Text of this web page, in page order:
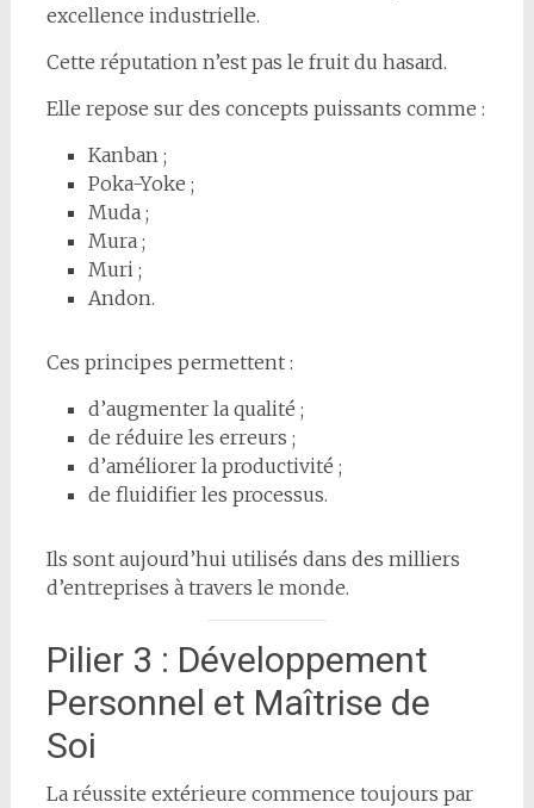
excellence industrielle.
Cette réputation n’est pas le fruit du hasard.
Elle repose sur des concepts puissants comme :
Kanban ;
Poka-Yoke ;
Muda ;
Mura ;
Muri ;
Andon.
Ces principes permettent :
d’augmenter la qualité ;
de réduire les erreurs ;
d’améliorer la productivité ;
de fluidifier les processus.
Ils sont aujourd’hui utilisés dans des milliers
d’entreprises à travers le monde.
Pilier 3 : Développement
Personnel et Maîtrise de
Soi
La réussite extérieure commence toujours par